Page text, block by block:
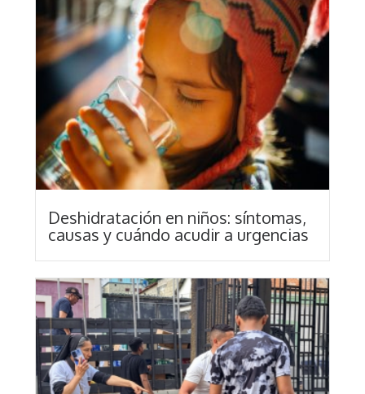
Deshidratación en niños: síntomas,
causas y cuándo acudir a urgencias